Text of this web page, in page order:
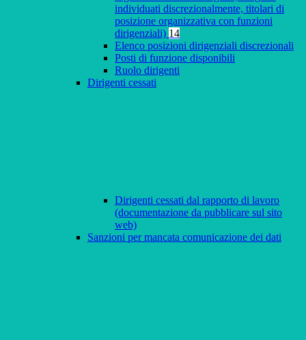
individuati discrezionalmente, titolari di
posizione organizzativa con funzioni
dirigenziali) 14
Elenco posizioni dirigenziali discrezionali
Posti di funzione disponibili
Ruolo dirigenti
Dirigenti cessati
Dirigenti cessati dal rapporto di lavoro
(documentazione da pubblicare sul sito
web)
Sanzioni per mancata comunicazione dei dati